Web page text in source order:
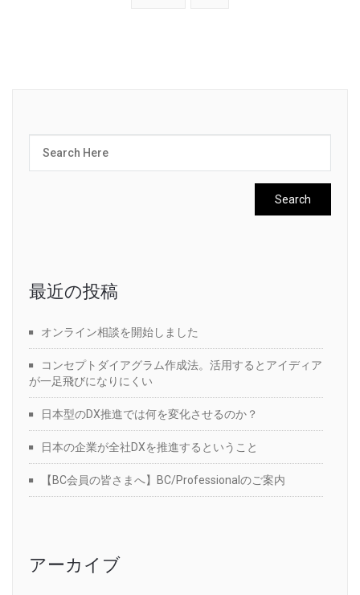
最近の投稿
オンライン相談を開始しました
コンセプトダイアグラム作成法。活用するとアイディア
が一足飛びになりにくい
日本型のDX推進では何を変化させるのか？
日本の企業が全社DXを推進するということ
【BC会員の皆さまへ】BC/Professionalのご案内
アーカイブ